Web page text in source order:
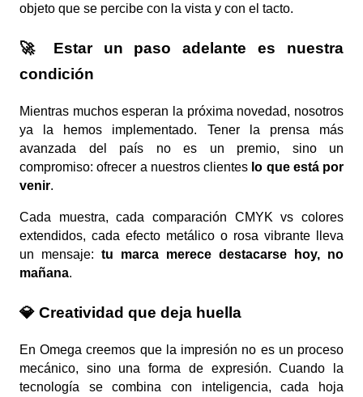
objeto que se percibe con la vista y con el tacto.
🚀 Estar un paso adelante es nuestra
condición
Mientras muchos esperan la próxima novedad, nosotros
ya la hemos implementado. Tener la prensa más
avanzada del país no es un premio, sino un
compromiso: ofrecer a nuestros clientes lo que está por
venir.
Cada muestra, cada comparación CMYK vs colores
extendidos, cada efecto metálico o rosa vibrante lleva
un mensaje: tu marca merece destacarse hoy, no
mañana.
💎 Creatividad que deja huella
En Omega creemos que la impresión no es un proceso
mecánico, sino una forma de expresión. Cuando la
tecnología se combina con inteligencia, cada hoja